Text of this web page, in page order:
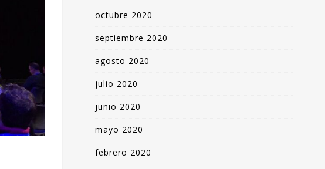
octubre 2020
septiembre 2020
agosto 2020
julio 2020
junio 2020
mayo 2020
febrero 2020